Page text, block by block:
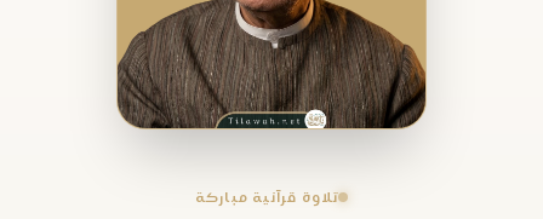
تلاوة قرآنية مباركة